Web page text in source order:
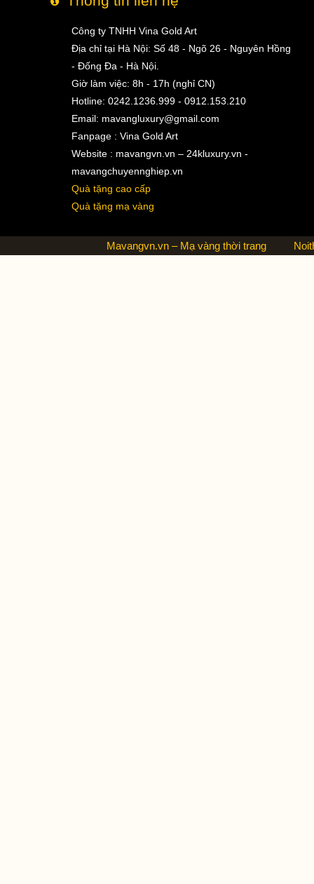
Công ty TNHH Vina Gold Art
Địa chỉ tại Hà Nội: Số 48 - Ngõ 26 - Nguyên Hồng
- Đống Đa - Hà Nội.
Giờ làm việc: 8h - 17h (nghỉ CN)
Hotline: 0242.1236.999 - 0912.153.210
Email: mavangluxury@gmail.com
Fanpage : Vina Gold Art
Website : mavangvn.vn – 24kluxury.vn -
mavangchuyennghiep.vn
Quà tặng cao cấp
Quà tặng mạ vàng
Mavangvn.vn – Mạ vàng thời trang